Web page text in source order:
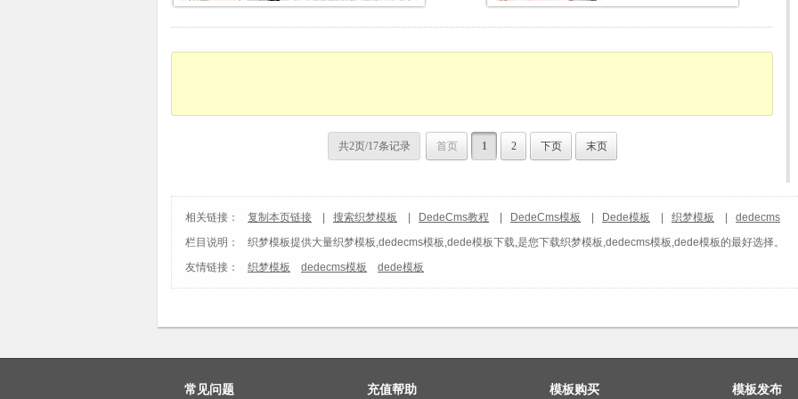
共2页/17条记录 首页 1 2 下页 末页
相关链接： 复制本页链接 搜索织梦模板 DedeCms教程 DedeCms模板 Dede模板 织梦模板
dedecms
栏目说明：
织梦模板提供大量织梦模板,dedecms模板,dede模板下载,是您下载织梦模板,dedecms模板,dede模板的最好选择。
友情链接：
织梦模板 dedecms模板 dede模板
常见问题 充值帮助 模板购买 模板发布